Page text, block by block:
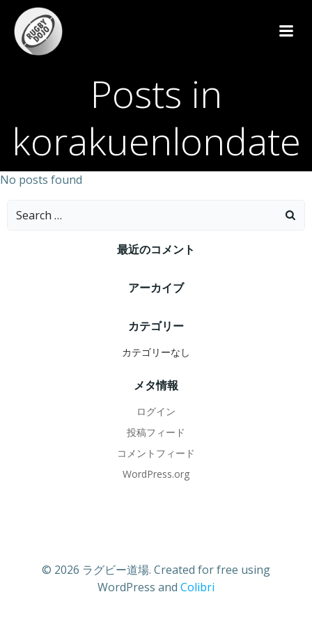
へ
ス
ッ
Posts in
korakuenlondate
No posts found
Search
最近のコメント
アーカイブ
カテゴリー
カテゴリーなし
メタ情報
ログイン
投稿フィード
コメントフィード
WordPress.org
© 2026 ラグビー道場. Created for free using
WordPress and Colibri